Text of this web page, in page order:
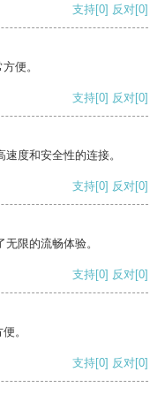
支持[0] 反对[0]
便。
支持[0] 反对[0]
度和安全性的连接。
支持[0] 反对[0]
限的流畅体验。
支持[0] 反对[0]
。
支持[0] 反对[0]